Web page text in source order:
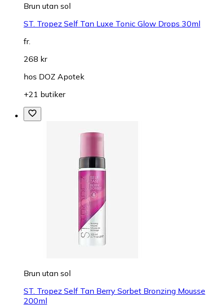
Brun utan sol
ST. Tropez Self Tan Luxe Tonic Glow Drops 30ml
fr.
268 kr
hos DOZ Apotek
+21 butiker
Brun utan sol
ST. Tropez Self Tan Berry Sorbet Bronzing Mousse
200ml